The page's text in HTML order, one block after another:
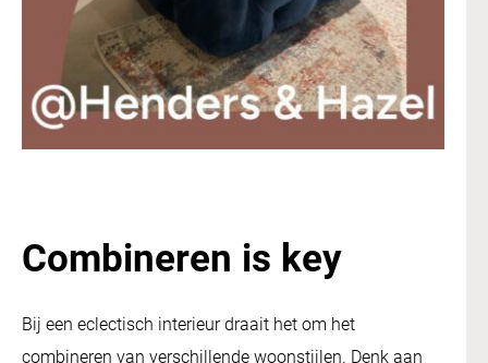
Combineren is key
Bij een eclectisch interieur draait het om het
combineren van verschillende woonstijlen. Denk aan